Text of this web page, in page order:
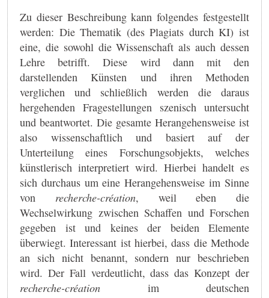
Zu dieser Beschreibung kann folgendes festgestellt
werden: Die Thematik (des Plagiats durch KI) ist
eine, die sowohl die Wissenschaft als auch dessen
Lehre betrifft. Diese wird dann mit den
darstellenden Künsten und ihren Methoden
verglichen und schließlich werden die daraus
hergehenden Fragestellungen szenisch untersucht
und beantwortet. Die gesamte Herangehensweise ist
also wissenschaftlich und basiert auf der
Unterteilung eines Forschungsobjekts, welches
künstlerisch interpretiert wird. Hierbei handelt es
sich durchaus um eine Herangehensweise im Sinne
von recherche-création, weil eben die
Wechselwirkung zwischen Schaffen und Forschen
gegeben ist und keines der beiden Elemente
überwiegt. Interessant ist hierbei, dass die Methode
an sich nicht benannt, sondern nur beschrieben
wird. Der Fall verdeutlicht, dass das Konzept der
recherche-création im deutschen